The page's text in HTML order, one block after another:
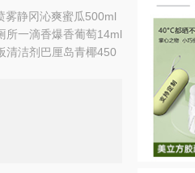
雾静冈沁爽蜜瓜500ml
所一滴香爆香葡萄14ml
清洁剂巴厘岛青椰450